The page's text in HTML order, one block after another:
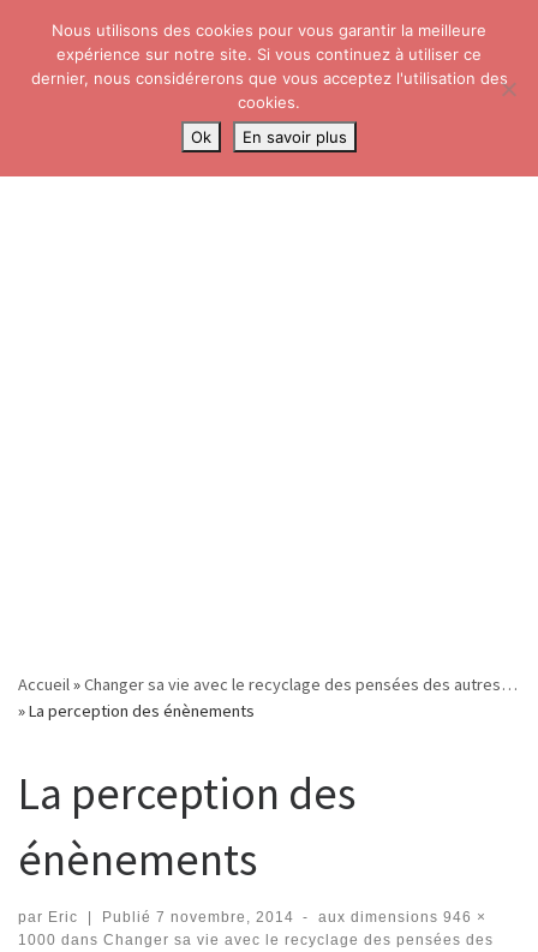
Skip to content
Search
Accueil»Changer sa vie avec le recyclage des pensées des autres…
»La perception des énènements
La perception des
énènements
par Eric | Publié 7 novembre, 2014 - aux dimensions 946 ×
1000 dans Changer sa vie avec le recyclage des pensées des
Nous utilisons des cookies pour vous garantir la meilleure
expérience sur notre site. Si vous continuez à utiliser ce
dernier, nous considérerons que vous acceptez l'utilisation des
cookies.
Ok
En savoir plus